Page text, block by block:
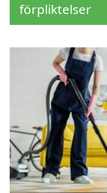
förpliktelser